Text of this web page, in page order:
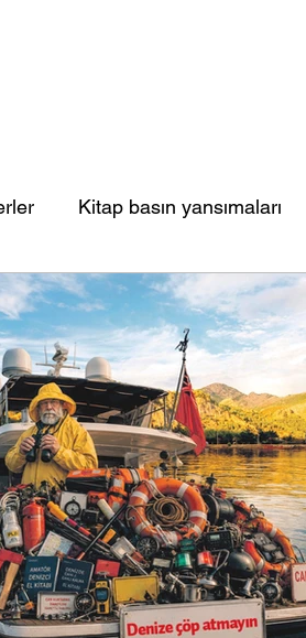
Kitap basın yansımaları
Deniz Yazıları AB Mavi Kart
Seyir Yazıları AB Portreler -